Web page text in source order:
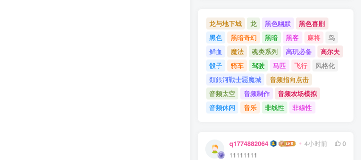
龙与地下城 龙 黑色幽默
黑色喜剧
黑色
黑暗奇幻 黑暗 黑客 麻将
鸟
鲜血
魔法 魂类系列 高玩必备
高尔夫
骰子
骑车 驾驶 马匹 飞行
风格化
類銀河戰士惡魔城
音频指向点击
音频太空
音频制作
音频农场模拟
音频休闲
音乐 非线性 非線性
q1774882064 4小时前
0
11111111